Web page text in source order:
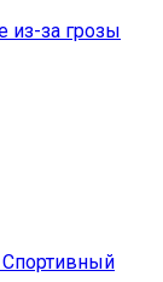
из-за грозы